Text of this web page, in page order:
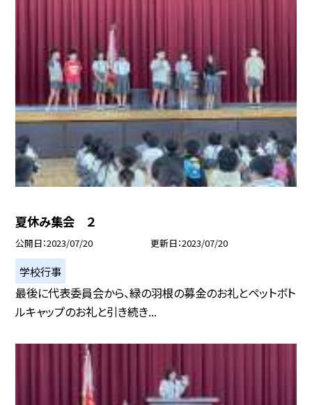
夏休み集会 ２
公開日 2023/07/20 更新日 2023/07/20
学校行事
最後に代表委員会から、緑の羽根の募金のお礼とペットボト
ルキャップのお礼と引き続き...